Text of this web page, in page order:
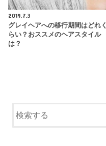
2019.7.3
グレイヘアへの移行期間はどれく
らい？おススメのヘアスタイル
は？